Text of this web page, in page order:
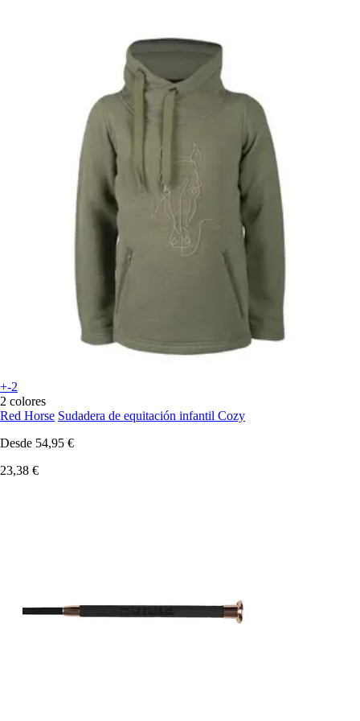
+-2
2 colores
Red Horse Sudadera de equitación infantil Cozy
Desde 54,95 €
23,38 €